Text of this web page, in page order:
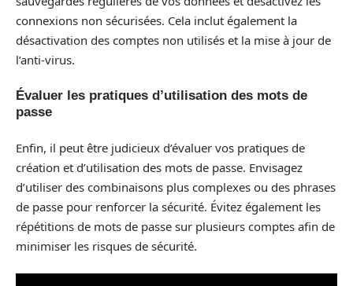
connexions non sécurisées. Cela inclut également la
désactivation des comptes non utilisés et la mise à jour de
l’anti-virus.
Évaluer les pratiques d’utilisation des mots de
passe
Enfin, il peut être judicieux d’évaluer vos pratiques de
création et d’utilisation des mots de passe. Envisagez
d’utiliser des combinaisons plus complexes ou des phrases
de passe pour renforcer la sécurité. Évitez également les
répétitions de mots de passe sur plusieurs comptes afin de
minimiser les risques de sécurité.